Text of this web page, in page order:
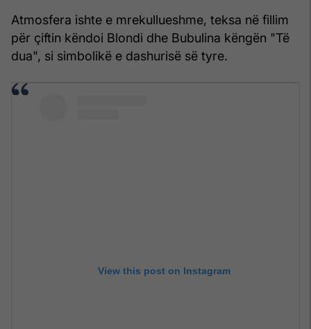
Atmosfera ishte e mrekullueshme, teksa në fillim
për çiftin këndoi Blondi dhe Bubulina këngën "Të
dua", si simbolikë e dashurisë së tyre.
View this post on Instagram